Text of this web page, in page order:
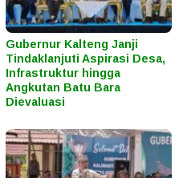
Gubernur Kalteng Janji
Tindaklanjuti Aspirasi Desa,
Infrastruktur hingga
Angkutan Batu Bara
Dievaluasi